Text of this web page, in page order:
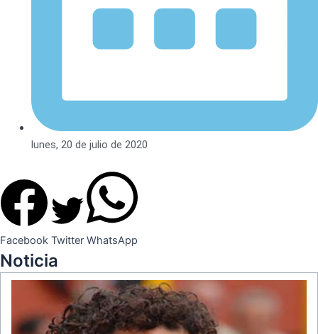
lunes, 20 de julio de 2020
Facebook Twitter WhatsApp
Noticia